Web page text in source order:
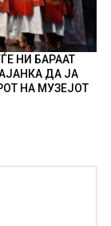
НИ БАРААТ
ДА ЈА
НА МУЗЕЈОТ